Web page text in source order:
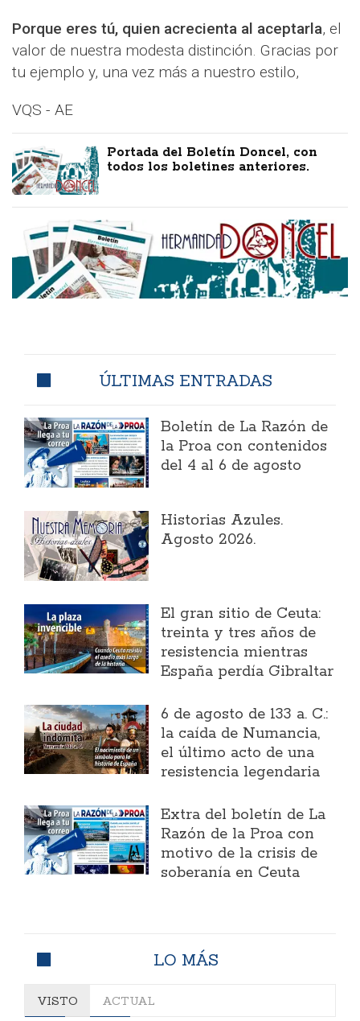
Porque eres tú, quien acrecienta al aceptarla, el
valor de nuestra modesta distinción. Gracias por
tu ejemplo y, una vez más a nuestro estilo,
VQS - AE
Portada del Boletín Doncel, con
todos los boletines anteriores.
ÚLTIMAS ENTRADAS
Boletín de La Razón de
la Proa con contenidos
del 4 al 6 de agosto
Historias Azules.
Agosto 2026.
El gran sitio de Ceuta:
treinta y tres años de
resistencia mientras
España perdía Gibraltar
6 de agosto de 133 a. C.:
la caída de Numancia,
el último acto de una
resistencia legendaria
Extra del boletín de La
Razón de la Proa con
motivo de la crisis de
soberanía en Ceuta
LO MÁS
VISTO ACTUAL